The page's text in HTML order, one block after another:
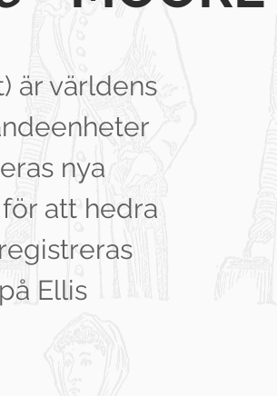
är världens
nya
att hedra
Ellis